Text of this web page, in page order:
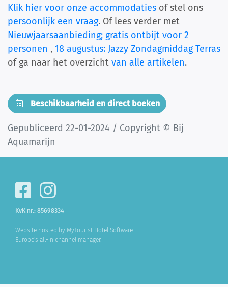
Klik hier voor onze accommodaties of stel ons
persoonlijk een vraag. Of lees verder met
Nieuwjaarsaanbieding; gratis ontbijt voor 2
personen , 18 augustus: Jazzy Zondagmiddag Terras
of ga naar het overzicht van alle artikelen.
Beschikbaarheid en direct boeken
Gepubliceerd 22-01-2024 / Copyright © Bij
Aquamarijn
KvK nr.: 85698334
Website hosted by MyTourist Hotel Software.
Europe's all-in channel manager.